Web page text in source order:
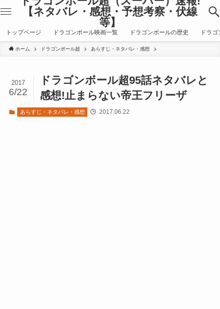
【ネタバレ・感想・予想考察・伏線
等】
トップページ ドラゴンボール映画一覧 ドラゴンボールの歴史 ドラ
ホーム ドラゴンボール超 あらすじ・ネタバレ・感想
ドラゴンボール超95話ネタバレと
感想!止まらない帝王フリーザ
2017
6/22
あらすじ・ネタバレ・感想 2017.06.22